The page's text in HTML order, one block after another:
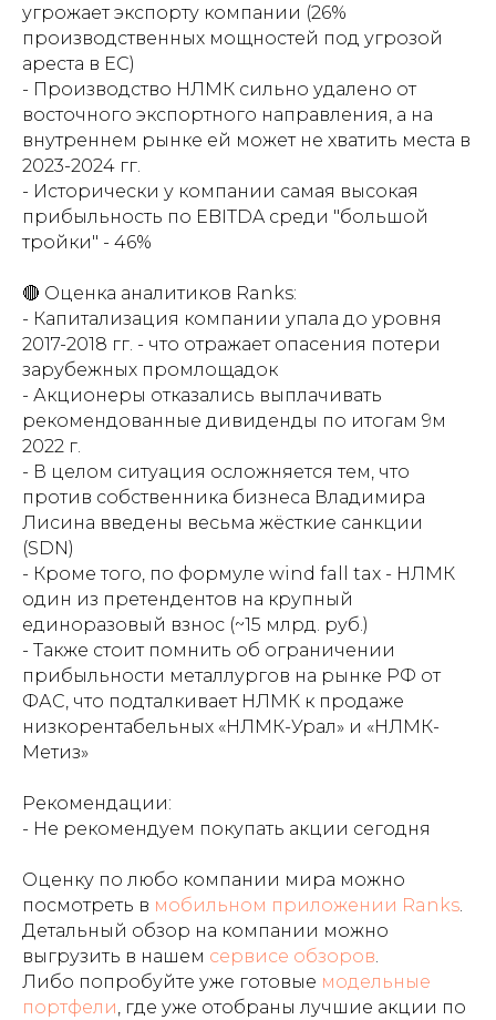
угрожает экспорту компании (26%
производственных мощностей под угрозой
ареста в ЕС)
- Производство НЛМК сильно удалено от
восточного экспортного направления, а на
внутреннем рынке ей может не хватить места в
2023-2024 гг.
- Исторически у компании самая высокая
прибыльность по EBITDA среди "большой
тройки" - 46%
🔴 Оценка аналитиков Ranks:
- Капитализация компании упала до уровня
2017-2018 гг. - что отражает опасения потери
зарубежных промлощадок
- Акционеры отказались выплачивать
рекомендованные дивиденды по итогам 9м
2022 г.
- В целом ситуация осложняется тем, что
против собственника бизнеса Владимира
Лисина введены весьма жёсткие санкции
(SDN)
- Кроме того, по формуле wind fall tax - НЛМК
один из претендентов на крупный
единоразовый взнос (~15 млрд. руб.)
- Также стоит помнить об ограничении
прибыльности металлургов на рынке РФ от
ФАС, что подталкивает НЛМК к продаже
низкорентабельных «НЛМК-Урал» и «НЛМК-
Метиз»
Рекомендации:
- Не рекомендуем покупать акции сегодня
Оценку по любо компании мира можно
посмотреть в мобильном приложении Ranks
Детальный обзор на компании можно
выгрузить в нашем сервисе обзоров
Либо попробуйте уже готовые модельные
портфели , где уже отобраны лучшие акции по